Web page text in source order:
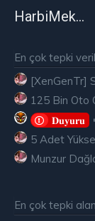
HarbiMekân
En çok tepki
[XenGenTr]
𝐃𝐮𝐲𝐮𝐫𝐮
En çok tepki alan